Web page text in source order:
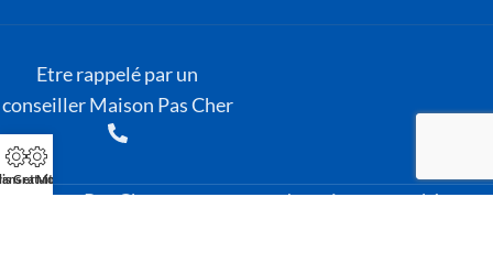
Etre rappelé par un
conseiller Maison Pas Cher
Maison Pas Cher, constructeur de maisons pas chères -
Gratuit
et Modèles